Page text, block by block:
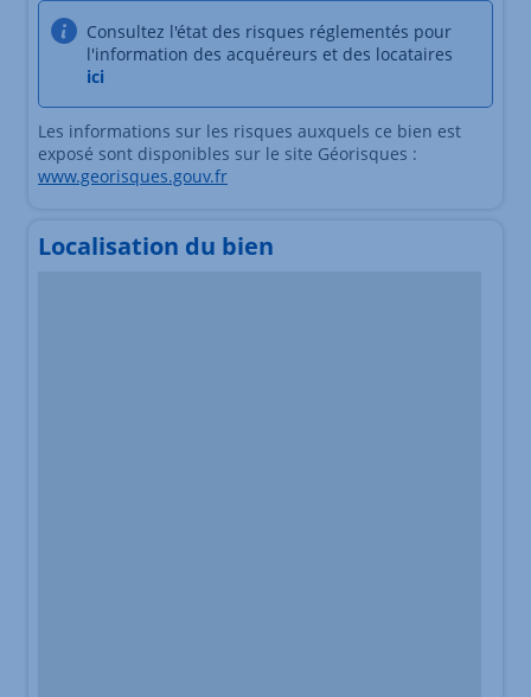
Consultez l'état des risques réglementés pour
l'information des acquéreurs et des locataires
ici
Les informations sur les risques auxquels ce bien est
exposé sont disponibles sur le site Géorisques :
www.georisques.gouv.fr
Localisation du bien